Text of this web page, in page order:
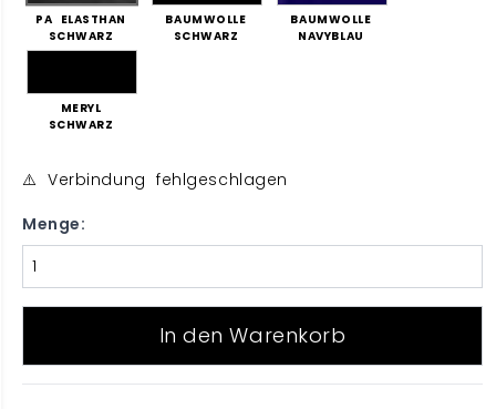
PA ELASTHAN
SCHWARZ
BAUMWOLLE
SCHWARZ
BAUMWOLLE
NAVYBLAU
MERYL
SCHWARZ
⚠️ Verbindung fehlgeschlagen
Menge:
In den Warenkorb